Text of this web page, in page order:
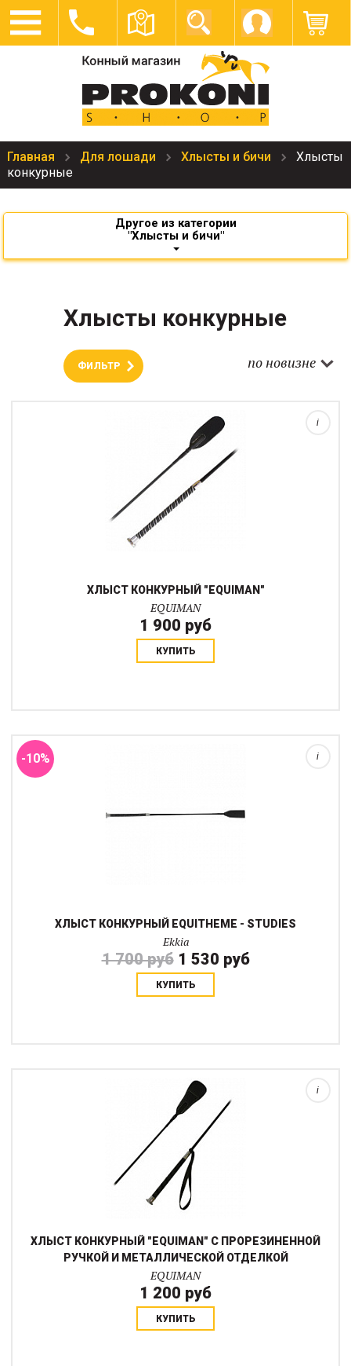
Главная Для лошади Хлысты и бичи
Хлысты
конкурные
Другое из категории
"Хлысты и бичи"
Хлысты конкурные
ФИЛЬТР по новизне
Конкурный хлыст с металлическим наконечником серебряного
цвета. Хлопушка из искусственного материала. Прорезиненная
ручка украшена металлическими вставками и тесьмой из
ХЛЫСТ КОНКУРНЫЙ "EQUIMAN"
EQUIMAN
1 900 руб
КУПИТЬ
i
-10%
ХЛЫСТ КОНКУРНЫЙ EQUITHEME - STUDIES
Ekkia
1 700 руб 1 530 руб
КУПИТЬ
i
ХЛЫСТ КОНКУРНЫЙ "EQUIMAN" С ПРОРЕЗИНЕННОЙ
РУЧКОЙ И МЕТАЛЛИЧЕСКОЙ ОТДЕЛКОЙ
EQUIMAN
1 200 руб
КУПИТЬ
i